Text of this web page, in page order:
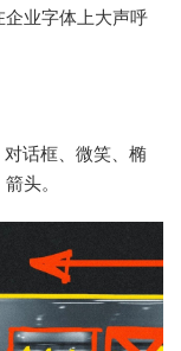
业字体上大声呼
话框、微笑、椭
头。